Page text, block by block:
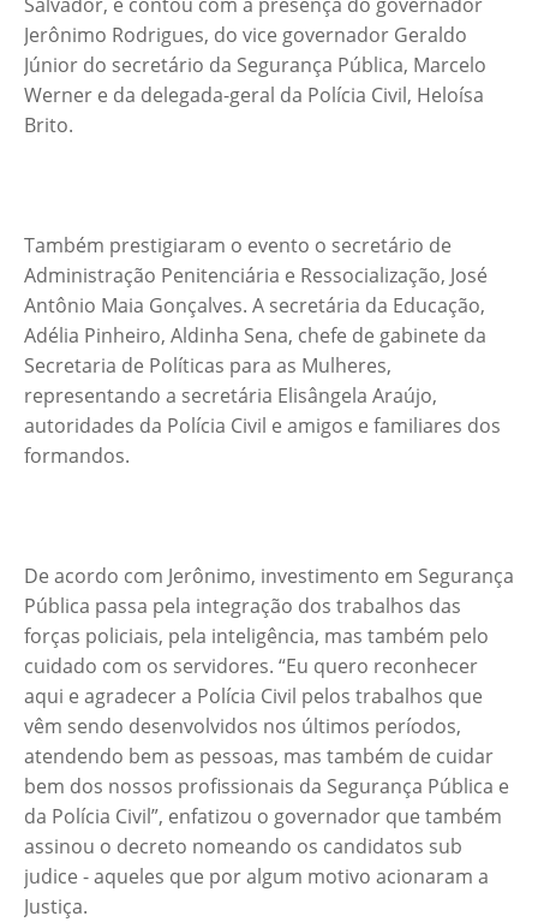
Jerônimo Rodrigues, do vice governador Geraldo
Júnior do secretário da Segurança Pública, Marcelo
Werner e da delegada-geral da Polícia Civil, Heloísa
Brito.
Também prestigiaram o evento o secretário de
Administração Penitenciária e Ressocialização, José
Antônio Maia Gonçalves. A secretária da Educação,
Adélia Pinheiro, Aldinha Sena, chefe de gabinete da
Secretaria de Políticas para as Mulheres,
representando a secretária Elisângela Araújo,
autoridades da Polícia Civil e amigos e familiares dos
formandos.
De acordo com Jerônimo, investimento em Segurança
Pública passa pela integração dos trabalhos das
forças policiais, pela inteligência, mas também pelo
cuidado com os servidores. “Eu quero reconhecer
aqui e agradecer a Polícia Civil pelos trabalhos que
vêm sendo desenvolvidos nos últimos períodos,
atendendo bem as pessoas, mas também de cuidar
bem dos nossos profissionais da Segurança Pública e
da Polícia Civil”, enfatizou o governador que também
assinou o decreto nomeando os candidatos sub
judice - aqueles que por algum motivo acionaram a
Justiça.